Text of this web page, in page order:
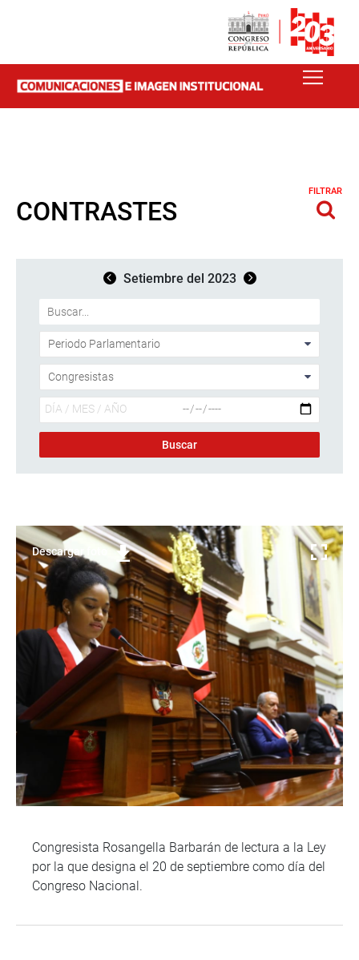
CONTRASTES
FILTRAR
Setiembre del 2023
Descargar foto
Congresista Rosangella Barbarán de lectura a la Ley
por la que designa el 20 de septiembre como día del
Congreso Nacional.